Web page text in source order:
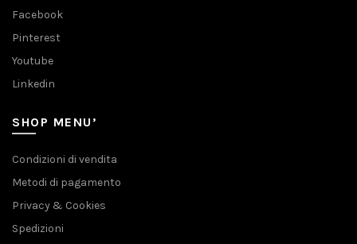
Facebook
Pinterest
Youtube
Linkedin
SHOP MENU’
Condizioni di vendita
Metodi di pagamento
Privacy & Cookies
Spedizioni